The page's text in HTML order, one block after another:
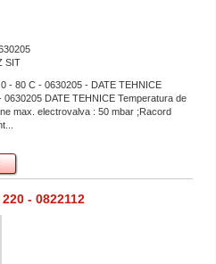
SIT
- 80 C - 0630205 - DATE TEHNICE
0630205 DATE TEHNICE Temperatura de
max. electrovalva : 50 mbar ;Racord
220 - 0822112